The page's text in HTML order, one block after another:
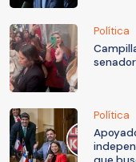
Política
Política